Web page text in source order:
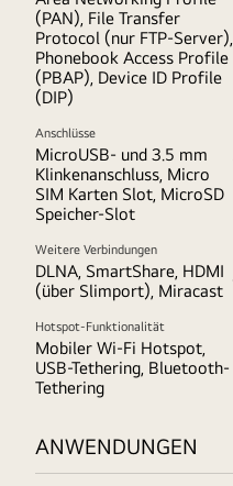
(PAN), File Transfer
Protocol (nur FTP-Server),
Phonebook Access Profile
(PBAP), Device ID Profile
(DIP)
Anschlüsse
MicroUSB- und 3.5 mm
Klinkenanschluss, Micro
SIM Karten Slot, MicroSD
Speicher-Slot
Weitere Verbindungen
DLNA, SmartShare, HDMI
(über Slimport), Miracast
Hotspot-Funktionalität
Mobiler Wi-Fi Hotspot,
USB-Tethering, Bluetooth-
Tethering
ANWENDUNGEN